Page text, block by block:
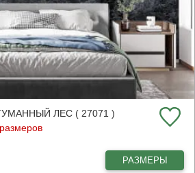
ЛЕС ( 27071 )
РАЗМЕРЫ